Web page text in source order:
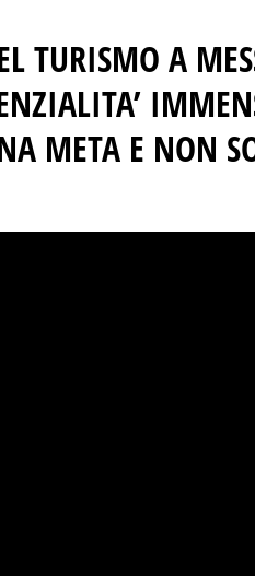
TURISMO A
META E NON